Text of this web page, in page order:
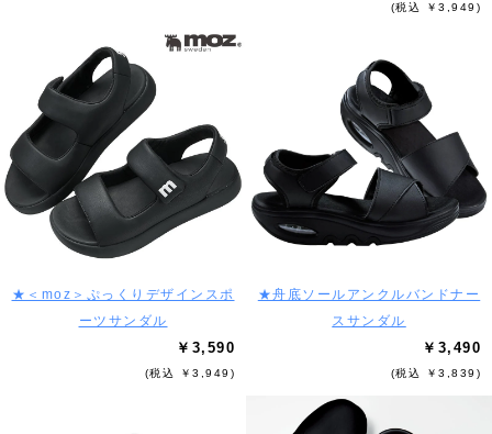
(税込 ￥3,949)
★＜moz＞ぷっくりデザインスポ
ーツサンダル
￥3,590
(税込 ￥3,949)
★舟底ソールアンクルバンドナー
スサンダル
￥3,490
(税込 ￥3,839)